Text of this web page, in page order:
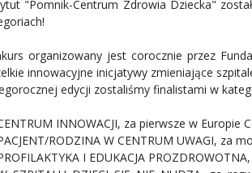
"Pomnik-Centrum Zdrowia Dziecka"
organizowany jest corocznie przez
innowacyjne inicjatywy zmieniające
edycji zostaliśmy finalistami w
INNOWACJI, za pierwsze w Europie
RODZINA W CENTRUM UWAGI, za
I EDUKACJA